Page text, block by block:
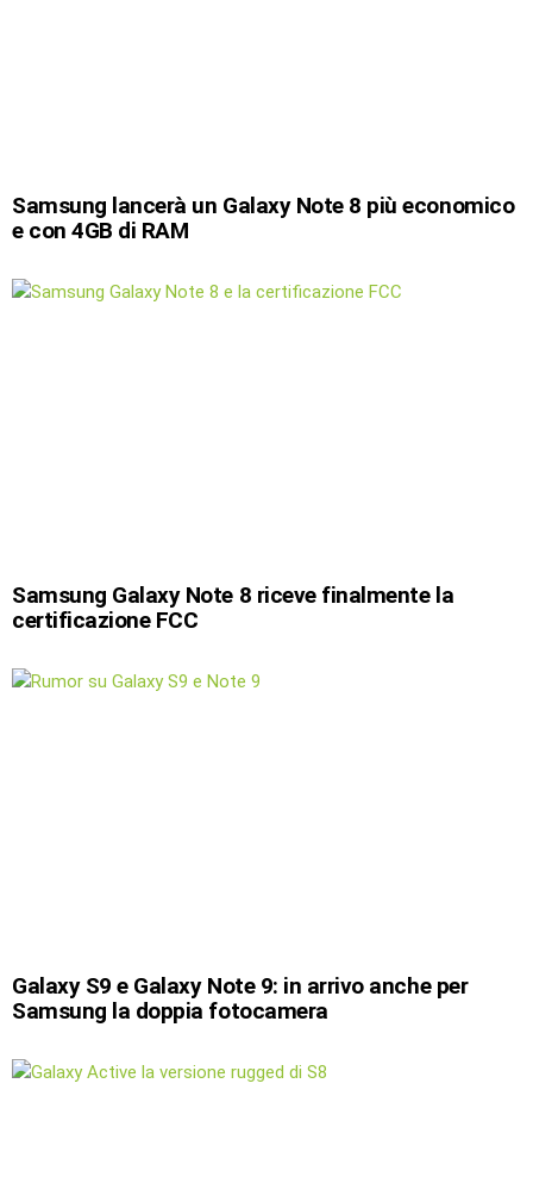
Samsung lancerà un Galaxy Note 8 più economico
e con 4GB di RAM
Samsung Galaxy Note 8 riceve finalmente la
certificazione FCC
Galaxy S9 e Galaxy Note 9: in arrivo anche per
Samsung la doppia fotocamera